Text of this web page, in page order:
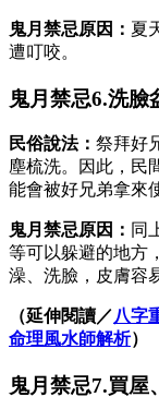
鬼月禁忌原因： 夏
遭叮咬。
鬼月禁忌6.洗臉
民俗說法： 祭拜好
塵梳洗。因此，民
能會被好兄弟拿來
鬼月禁忌原因： 同
等可以躲避的地方
澡、洗臉，皮膚容
（延伸閱讀／八字
命理風水師解析）
鬼月禁忌7.買屋